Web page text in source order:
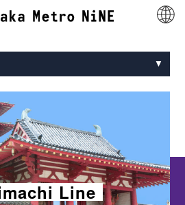
ryokuchi Line
Line